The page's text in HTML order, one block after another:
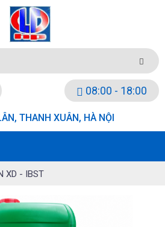
08:00 - 18:00
THANH XUÂN, HÀ NỘI
XD - IBST